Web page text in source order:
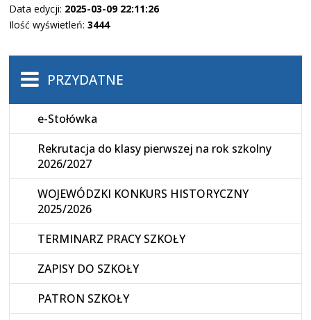
Data edycji: 2025-03-09 22:11:26
Ilość wyświetleń:3444
PRZYDATNE
e-Stołówka
Rekrutacja do klasy pierwszej na rok szkolny
2026/2027
WOJEWÓDZKI KONKURS HISTORYCZNY
2025/2026
TERMINARZ PRACY SZKOŁY
ZAPISY DO SZKOŁY
PATRON SZKOŁY